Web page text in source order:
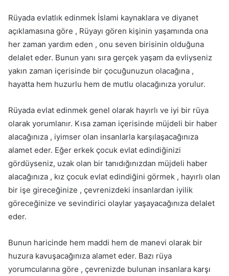
Rüyada evlatlık edinmek İslami kaynaklara ve diyanet
açıklamasına göre , Rüyayı gören kişinin yaşamında ona
her zaman yardım eden , onu seven birisinin olduğuna
delalet eder. Bunun yanı sıra gerçek yaşam da evliyseniz
yakın zaman içerisinde bir çocuğunuzun olacağına ,
hayatta hem huzurlu hem de mutlu olacağınıza yorulur.
Rüyada evlat edinmek genel olarak hayırlı ve iyi bir rüya
olarak yorumlanır. Kısa zaman içerisinde müjdeli bir haber
alacağınıza , iyimser olan insanlarla karşılaşacağınıza
alamet eder. Eğer erkek çocuk evlat edindiğinizi
gördüyseniz, uzak olan bir tanıdığınızdan müjdeli haber
alacağınıza , kız çocuk evlat edindiğini görmek , hayırlı olan
bir işe gireceğinize , çevrenizdeki insanlardan iyilik
göreceğinize ve sevindirici olaylar yaşayacağınıza delalet
eder.
Bunun haricinde hem maddi hem de manevi olarak bir
huzura kavuşacağınıza alamet eder. Bazı rüya
yorumcularına göre , çevrenizde bulunan insanlara karşı